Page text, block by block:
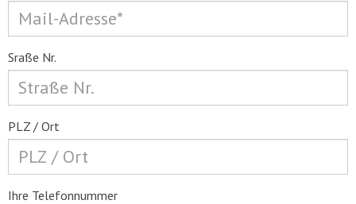
Sraße Nr.
PLZ / Ort
Ihre Telefonnummer